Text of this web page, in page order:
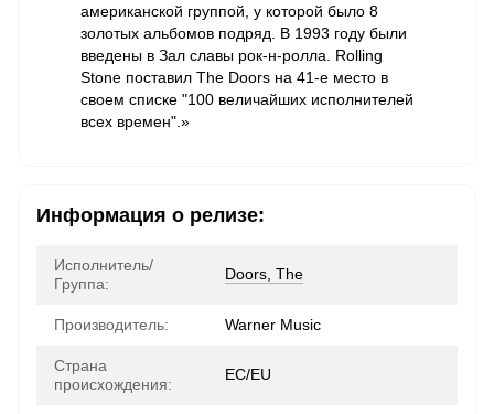
американской группой, у которой было 8
золотых альбомов подряд. В 1993 году были
введены в Зал славы рок-н-ролла. Rolling
Stone поставил The Doors на 41-е место в
своем списке "100 величайших исполнителей
всех времен".»
Информация о релизе:
Исполнитель/
Группа:
Doors, The
Производитель: Warner Music
Страна
происхождения:
ЕС/EU